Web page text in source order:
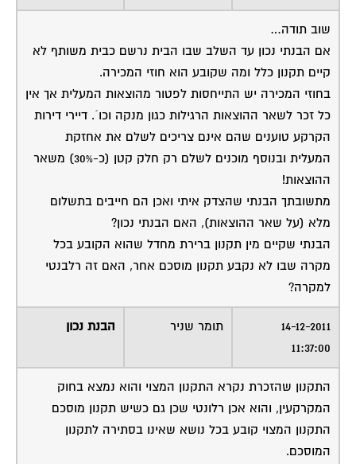
שוב תודה…
אם הבנתי נכון עד השלב שבו הבית נרשם כבית משותף לא
קיים תקנון כלל ומה שקובע הוא חוזי המכירה.
בחוזי המכירה יש התייחסות לפטור מהוצאות המעלית אך אין
כל זכר לשאר ההוצאות הרגילות כגון מנקה וכו´. דיירי דירות
הקרקע טוענים שהם אינם צריכים לשלם את אחזקת
המעלית ובנוסף מוכנים לשלם רק חלק קטן (כ-30%) משאר
ההוצאות!
מתשובתך הבנתי שהצדק איתי ואכן הם חייבים בתשלום
מלא (על שאר ההוצאות), האם הבנתי נכון?
הבנתי שקיים מין תקנון ברירת מחדל שהוא הקובע בכל
מקרה שבו לא נקבע תקנון מוסכם אחר, האם זה רלבנטי
למקרה?
14-12-2011
11:37:00
תומר שניר הבנת נכון
התקנון שהזכרת נקרא התקנון המצוי והוא נמצא בחוק
המקרקעין, והוא אכן רלונטי שכן גם כשיש תקנון מוסכם
התקנון המצוי קובע בכל נושא שאינו בסתירה לתקנון
המוסכם.